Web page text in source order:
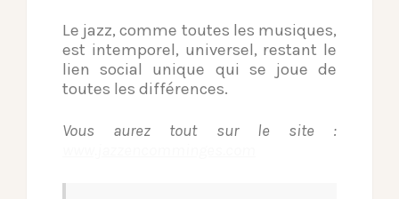
Le jazz, comme toutes les musiques,
est intemporel, universel, restant le
lien social unique qui se joue de
toutes les différences.
Vous aurez tout sur le site :